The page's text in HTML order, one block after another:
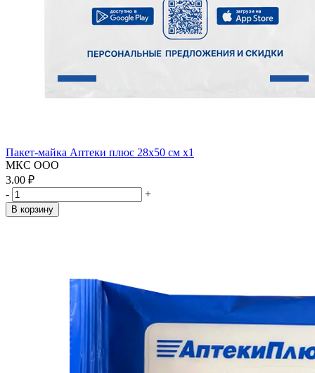
Пакет-майка Аптеки плюс 28х50 см x1
МКС ООО
3.00 ₽
-
+
В корзину